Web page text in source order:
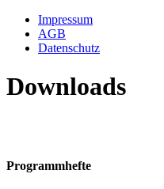
Impressum
AGB
Datenschutz
Downloads
Programmhefte